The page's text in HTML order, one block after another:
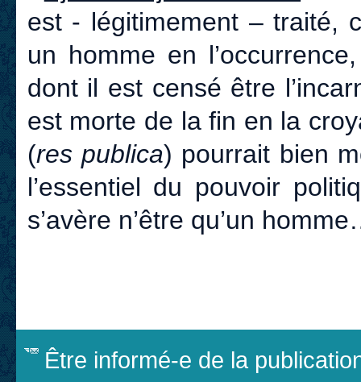
est - légitimement – traité,
un homme en
dont il est censé être
est morte de la fin en la
(res publica) pourrait bien
l’essentiel du pouvoir
s’avère n’être qu’un
Être informé-e de la